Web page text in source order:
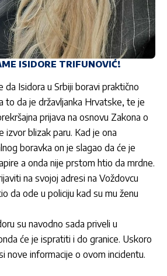
ISIDORE TRIFUNOVIĆ!
Isidora u Srbiji boravi praktično
to da je državljanka Hrvatske, te je
prijava na osnovu Zakona o
izvor blizak paru. Kad je ona
boravka on je slagao da će je
a onda nije prstom htio da mrdne.
na svojoj adresi na Voždovcu
da ode u policiju kad su mu ženu
su navodno sada priveli u
će je ispratiti i do granice. Uskoro
nove informacije o ovom incidentu.